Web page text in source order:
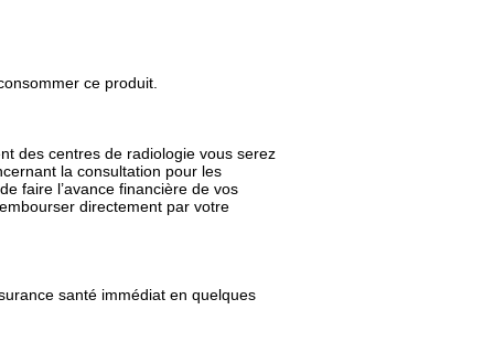
ce produit.
des centres de radiologie vous serez
la consultation pour les
faire l’avance financière de vos
directement par votre
santé immédiat en quelques